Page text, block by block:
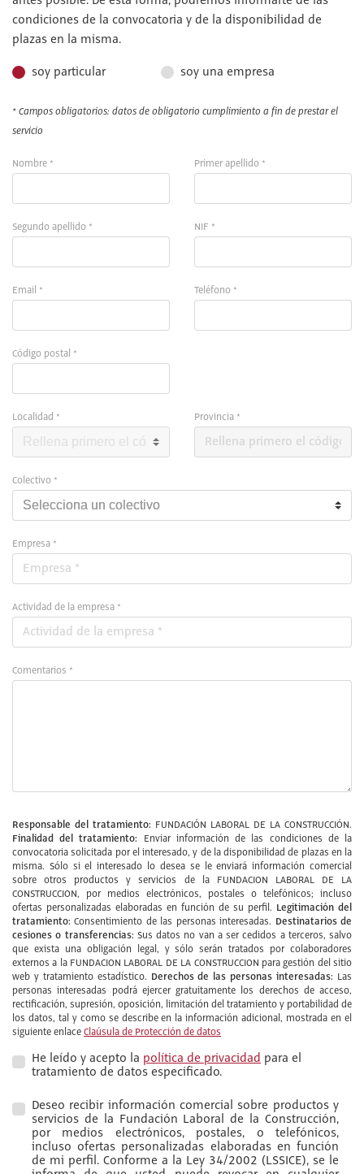
condiciones de la convocatoria y de la disponibilidad de
plazas en la misma.
soy particular soy una empresa
* Campos obligatorios: datos de obligatorio cumplimiento a fin de prestar el
servicio
Nombre * Primer apellido *
Segundo apellido * NIF *
Email * Teléfono *
Código postal *
Localidad * Provincia *
Colectivo *
Empresa *
Actividad de la empresa *
Comentarios *
Responsable del tratamiento: FUNDACIÓN LABORAL DE LA CONSTRUCCIÓN.
Finalidad del tratamiento:
Enviar información de las condiciones de la
convocatoria solicitada por el interesado, y de la disponibilidad de plazas en la
misma. Sólo si el interesado lo desea se le enviará información comercial
sobre otros productos y servicios de la FUNDACION LABORAL DE LA
CONSTRUCCION, por medios electrónicos, postales o telefónicos; incluso
ofertas personalizadas elaboradas en función de su perfil. Legitimación del
tratamiento: Consentimiento de las personas interesadas. Destinatarios de
cesiones o transferencias: Sus datos no van a ser cedidos a terceros, salvo
que exista una obligación legal, y sólo serán tratados por colaboradores
externos a la FUNDACION LABORAL DE LA CONSTRUCCION para gestión del sitio
web y tratamiento estadístico. Derechos de las personas interesadas: Las
personas interesadas podrá ejercer gratuitamente los derechos de acceso,
rectificación, supresión, oposición, limitación del tratamiento y portabilidad de
los datos, tal y como se describe en la información adicional, mostrada en el
siguiente enlace Claúsula de Protección de datos
He leído y acepto la política de privacidad para el
tratamiento de datos especificado.
Deseo recibir información comercial sobre productos y
servicios de la Fundación Laboral de la Construcción,
por medios electrónicos, postales, o telefónicos,
incluso ofertas personalizadas elaboradas en función
de mi perfil. Conforme a la Ley 34/2002 (LSSICE), se le